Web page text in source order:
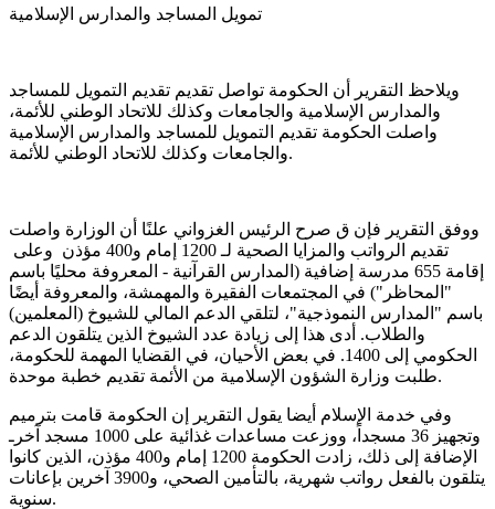
تمويل المساجد والمدارس الإسلامية
ويلاحظ التقرير أن الحكومة تواصل تقديم تقديم التمويل للمساجد
والمدارس الإسلامية والجامعات وكذلك للاتحاد الوطني للأئمة،
واصلت الحكومة تقديم التمويل للمساجد والمدارس الإسلامية
والجامعات وكذلك للاتحاد الوطني للأئمة.
ووفق التقرير فإن ق صرح الرئيس الغزواني علنًا أن الوزارة واصلت
تقديم الرواتب والمزايا الصحية لـ 1200 إمام و400 مؤذن وعلى
إقامة 655 مدرسة إضافية (المدارس القرآنية - المعروفة محليًا باسم
"المحاظر") في المجتمعات الفقيرة والمهمشة، والمعروفة أيضًا
باسم "المدارس النموذجية"، لتلقي الدعم المالي للشيوخ (المعلمين)
والطلاب. أدى هذا إلى زيادة عدد الشيوخ الذين يتلقون الدعم
الحكومي إلى 1400. في بعض الأحيان، في القضايا المهمة للحكومة،
طلبت وزارة الشؤون الإسلامية من الأئمة تقديم خطبة موحدة.
وفي خدمة الإسلام أيضا يقول التقرير إن الحكومة قامت بترميم
وتجهيز 36 مسجداً، ووزعت مساعدات غذائية على 1000 مسجد آخرـ
الإضافة إلى ذلك، زادت الحكومة 1200 إمام و400 مؤذن، الذين كانوا
يتلقون بالفعل رواتب شهرية، بالتأمين الصحي، و3900 آخرين بإعانات
سنوية.